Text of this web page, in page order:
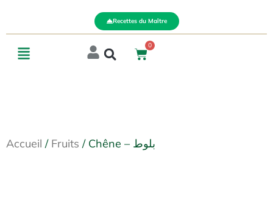
contenu
Recettes du Maître
Menu 0
Cart
Accueil / Fruits / Chêne – بلوط